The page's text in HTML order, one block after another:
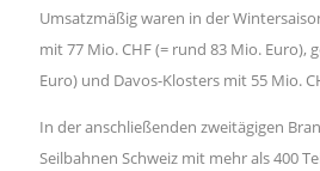
Umsatzmäßig waren in der
mit 77 Mio. CHF (= rund 83 Mio. Euro),
Euro) und Davos-Klosters mit 55 Mio.
In der anschließenden zweitägigen
Seilbahnen Schweiz mit mehr als 400